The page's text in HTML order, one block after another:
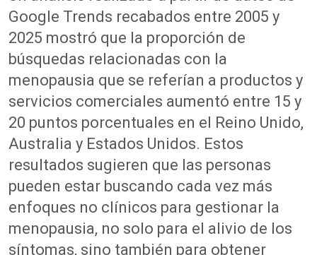
Google Trends recabados entre 2005 y
2025 mostró que la proporción de
búsquedas relacionadas con la
menopausia que se referían a productos y
servicios comerciales aumentó entre 15 y
20 puntos porcentuales en el Reino Unido,
Australia y Estados Unidos. Estos
resultados sugieren que las personas
pueden estar buscando cada vez más
enfoques no clínicos para gestionar la
menopausia, no solo para el alivio de los
síntomas, sino también para obtener